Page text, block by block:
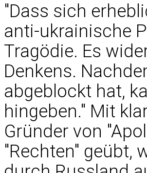
"Dass sich
anti-ukrainische
Tragödie. Es
Denkens.
abgeblockt hat,
hingeben." Mit
Gründer von
"Rechten" geübt,